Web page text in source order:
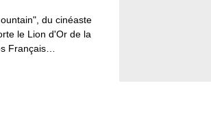
du cinéaste
le Lion d'Or de la
Français…